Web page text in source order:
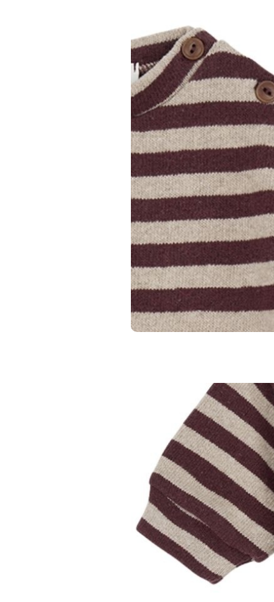
1+ IN THE
1+ in the family
pants melanzana
€ 42,50 € 26,00